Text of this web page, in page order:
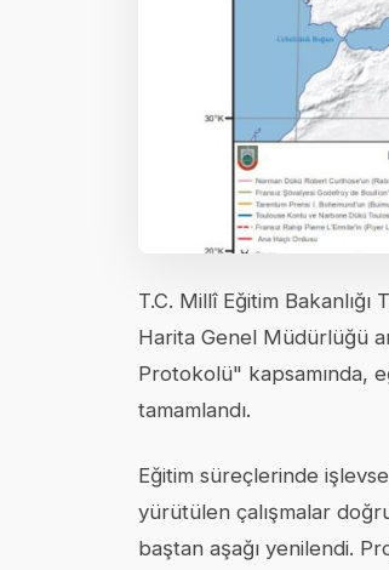
T.C. Millî Eğitim Bakanlığı
Harita Genel Müdürlüğü
Protokolü" kapsamında,
tamamlandı.
Eğitim süreçlerinde
yürütülen çalışmalar
baştan aşağı yenilendi.